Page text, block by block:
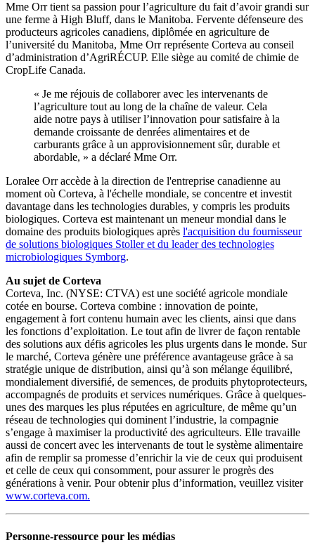
Mme Orr tient sa passion pour l’agriculture du fait d’avoir grandi sur
une ferme à High Bluff, dans le Manitoba. Fervente défenseure des
producteurs agricoles canadiens, diplômée en agriculture de
l’université du Manitoba, Mme Orr représente Corteva au conseil
d’administration d’AgriRÉCUP. Elle siège au comité de chimie de
CropLife Canada.
« Je me réjouis de collaborer avec les intervenants de
l’agriculture tout au long de la chaîne de valeur. Cela
aide notre pays à utiliser l’innovation pour satisfaire à la
demande croissante de denrées alimentaires et de
carburants grâce à un approvisionnement sûr, durable et
abordable, » a déclaré Mme Orr.
Loralee Orr accède à la direction de l'entreprise canadienne au
moment où Corteva, à l'échelle mondiale, se concentre et investit
davantage dans les technologies durables, y compris les produits
biologiques. Corteva est maintenant un meneur mondial dans le
domaine des produits biologiques après l'acquisition du fournisseur
de solutions biologiques Stoller et du leader des technologies
microbiologiques Symborg.
Au sujet de Corteva
Corteva, Inc. (NYSE: CTVA) est une société agricole mondiale
cotée en bourse. Corteva combine : innovation de pointe,
engagement à fort contenu humain avec les clients, ainsi que dans
les fonctions d’exploitation. Le tout afin de livrer de façon rentable
des solutions aux défis agricoles les plus urgents dans le monde. Sur
le marché, Corteva génère une préférence avantageuse grâce à sa
stratégie unique de distribution, ainsi qu’à son mélange équilibré,
mondialement diversifié, de semences, de produits phytoprotecteurs,
accompagnés de produits et services numériques. Grâce à quelques-
unes des marques les plus réputées en agriculture, de même qu’un
réseau de technologies qui dominent l’industrie, la compagnie
s’engage à maximiser la productivité des agriculteurs. Elle travaille
aussi de concert avec les intervenants de tout le système alimentaire
afin de remplir sa promesse d’enrichir la vie de ceux qui produisent
et celle de ceux qui consomment, pour assurer le progrès des
générations à venir. Pour obtenir plus d’information, veuillez visiter
www.corteva.com.
Personne-ressource pour les médias